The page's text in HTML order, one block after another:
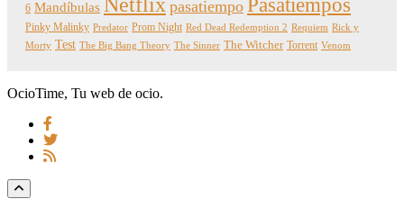
6 Mandíbulas pasatiempo
Pinky Malinky Predator Prom Night Red Dead Redemption 2 Requiem Rick y
Morty Test The Big Bang Theory The Sinner The Witcher Torrent Venom
OcioTime, Tu web de ocio.